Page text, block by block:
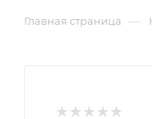
Главная страница —